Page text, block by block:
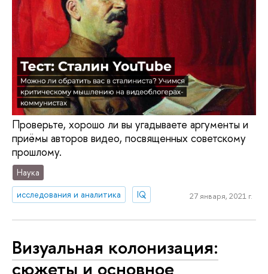
Проверьте, хорошо ли вы угадываете аргументы и
приёмы авторов видео, посвященных советскому
прошлому.
Наука
исследования и аналитика
IQ 27 января, 2021 г.
Визуальная колонизация:
сюжеты и основное